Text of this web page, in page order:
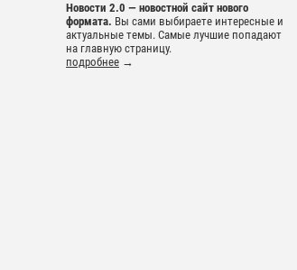
Новости 2.0 — новостной сайт нового
формата. Вы сами выбираете интересные и
актуальные темы. Самые лучшие попадают
на главную страницу.
подробнее →